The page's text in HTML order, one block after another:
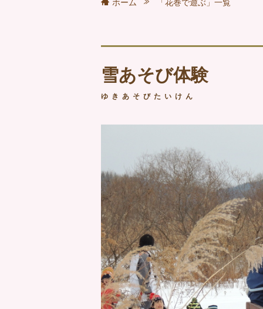
ホーム 「花巻で遊ぶ」一覧
雪あそび体験
ゆきあそびたいけん